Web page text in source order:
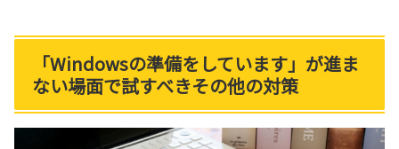
「Windowsの準備をしています」が進ま
ない場面で試すべきその他の対策